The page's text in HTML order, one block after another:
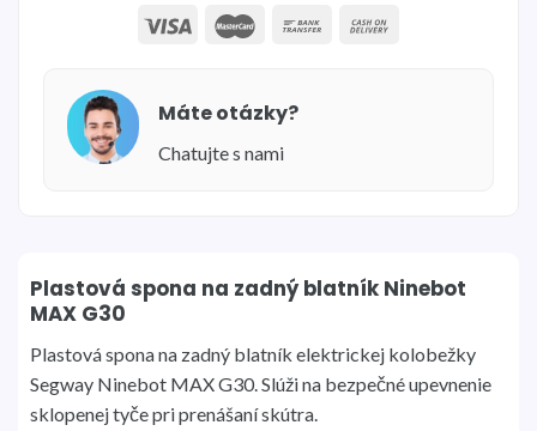
Máte otázky?
Chatujte s nami
Plastová spona na zadný blatník Ninebot
MAX G30
Plastová spona na zadný blatník elektrickej kolobežky
Segway Ninebot MAX G30. Slúži na bezpečné upevnenie
sklopenej tyče pri prenášaní skútra.